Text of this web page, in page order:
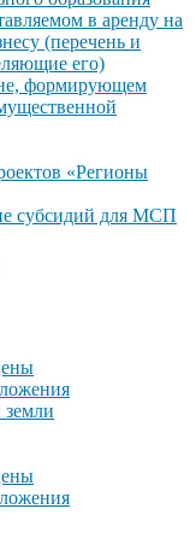
в аренду на
(перечень и
его)
формирующем
«Регионы
субсидий для МСП